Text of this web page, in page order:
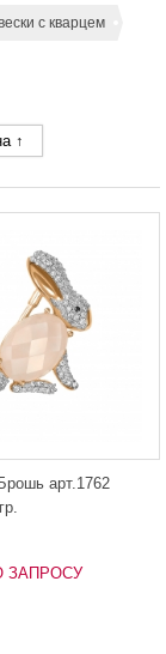
с кварцем
↑
арт.1762
ЗАПРОСУ